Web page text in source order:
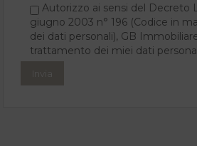
Autorizzo ai sensi del Decreto
giugno 2003 n° 196 (Codice in
dei dati personali), GB
trattamento dei miei dati